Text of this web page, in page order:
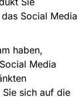
Social Media
haben,
Media
sich auf die